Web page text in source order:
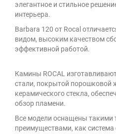
элегантное и стильное
интерьера.
Barbara 120 от Rocal
видом, высоким качеством
эффективной работой.
Камины ROCAL
стали, покрытой порошковой
керамического стекла,
обзор пламени.
Все модели оснащены такими
преимуществами, как система